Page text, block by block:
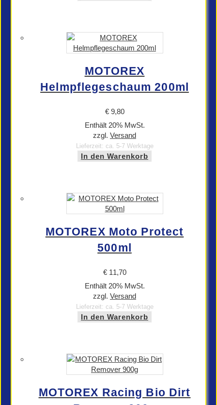
MOTOREX
Helmpflegeschaum 200ml
€9,80
Enthält 20% MwSt.
zzgl. Versand
Lieferzeit: ca. 5-7 Werktage
In den Warenkorb
MOTOREX Moto Protect
500ml
€11,70
Enthält 20% MwSt.
zzgl. Versand
Lieferzeit: ca. 5-7 Werktage
In den Warenkorb
MOTOREX Racing Bio Dirt